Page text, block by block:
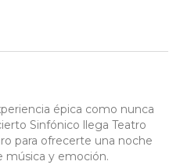
épica como nunca
Sinfónico llega Teatro
para ofrecerte una noche
música y emoción.